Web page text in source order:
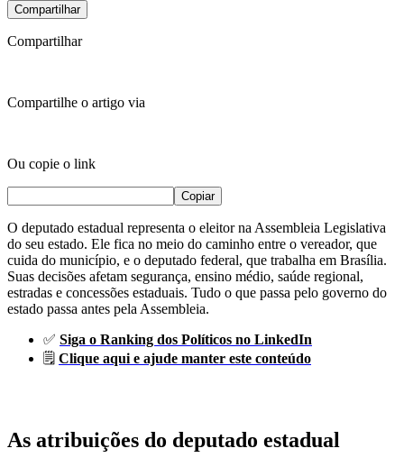
Compartilhar
Compartilhar
Compartilhe o artigo via
Ou copie o link
Copiar
O deputado estadual representa o eleitor na Assembleia Legislativa
do seu estado. Ele fica no meio do caminho entre o vereador, que
cuida do município, e o deputado federal, que trabalha em Brasília.
Suas decisões afetam segurança, ensino médio, saúde regional,
estradas e concessões estaduais. Tudo o que passa pelo governo do
estado passa antes pela Assembleia.
✅ Siga o Ranking dos Políticos no LinkedIn
🗒️ Clique aqui e ajude manter este conteúdo
As atribuições do deputado estadual